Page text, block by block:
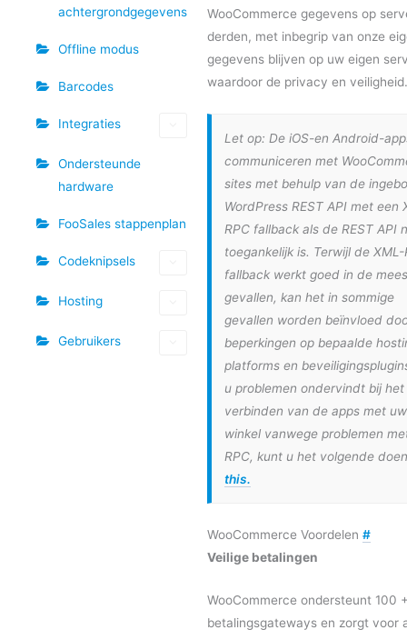
achtergrondgegevens
Offline modus
Barcodes
Integraties
Ondersteunde
hardware
FooSales stappenplan
Codeknipsels
Hosting
Gebruikers
WooCommerce gegevens op
derden, met inbegrip van onze
gegevens blijven op uw eigen
waardoor de privacy en veiligheid.
Let op: De iOS-en Android-
communiceren met
sites met behulp van de
WordPress REST API met een
RPC fallback als de REST API
toegankelijk is. Terwijl de XML-
fallback werkt goed in de
gevallen, kan het in sommige
gevallen worden beïnvloed
beperkingen op bepaalde
platforms en
u problemen ondervindt bij het
verbinden van de apps met uw
winkel vanwege problemen
RPC, kunt u het volgende
this.
WooCommerce Voordelen #
Veilige betalingen
WooCommerce ondersteunt 100
betalingsgateways en zorgt voor